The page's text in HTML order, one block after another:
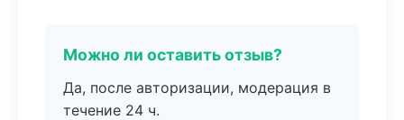
Можно ли оставить отзыв?
Да, после авторизации, модерация в
течение 24 ч.